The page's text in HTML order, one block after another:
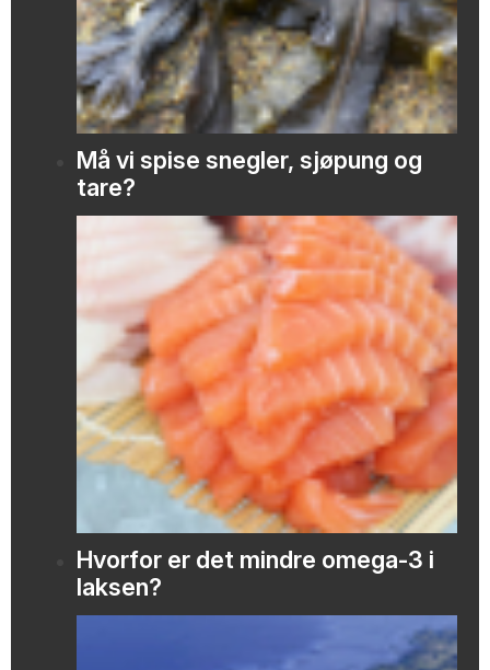
Må vi spise snegler, sjøpung og
tare?
Hvorfor er det mindre omega-3 i
laksen?